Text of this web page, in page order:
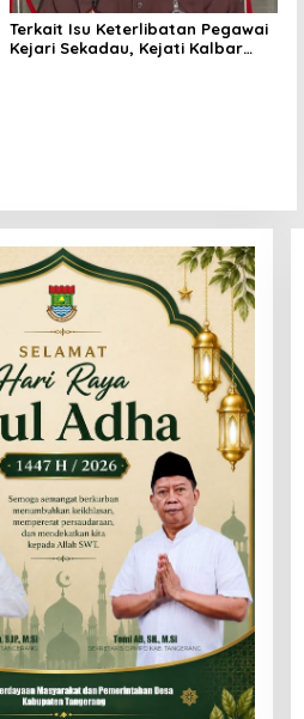
Terkait Isu Keterlibatan Pegawai
Kejari Sekadau, Kejati Kalbar